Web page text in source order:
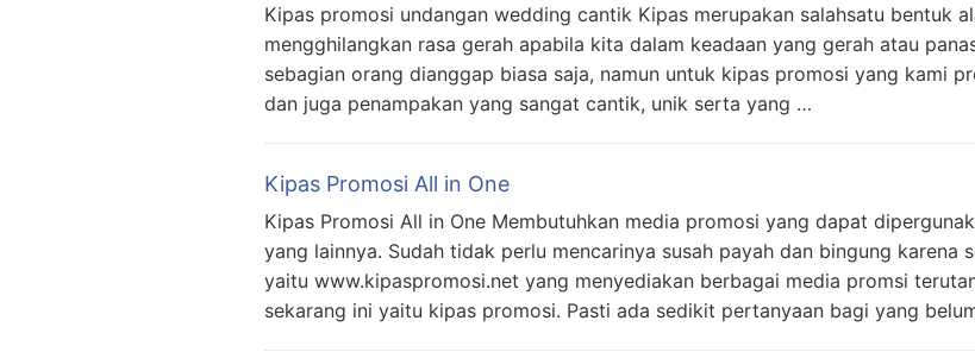
Kipas promosi undangan wedding cantik Kipas merupakan salahsatu bentuk
mengghilangkan rasa gerah apabila kita dalam keadaan yang gerah atau
sebagian orang dianggap biasa saja, namun untuk kipas promosi yang kami
dan juga penampakan yang sangat cantik, unik serta yang …
Kipas Promosi All in One
Kipas Promosi All in One Membutuhkan media promosi yang dapat
yang lainnya. Sudah tidak perlu mencarinya susah payah dan bingung karena
yaitu www.kipaspromosi.net yang menyediakan berbagai media promsi
sekarang ini yaitu kipas promosi. Pasti ada sedikit pertanyaan bagi yang